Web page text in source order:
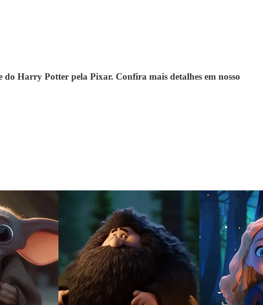
Harry Potter pela Pixar. Confira mais detalhes em nosso